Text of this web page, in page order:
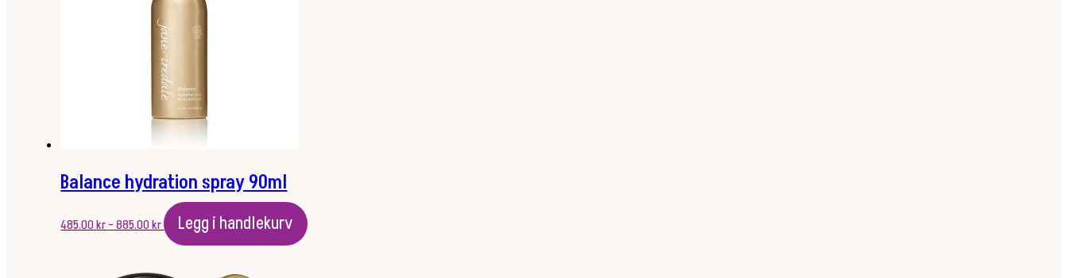
Balance hydration spray 90ml
485.00kr– 885.00krPrisområde:
485.00 kr
885.00 kr
Legg i handlekurv
Dette
produktet